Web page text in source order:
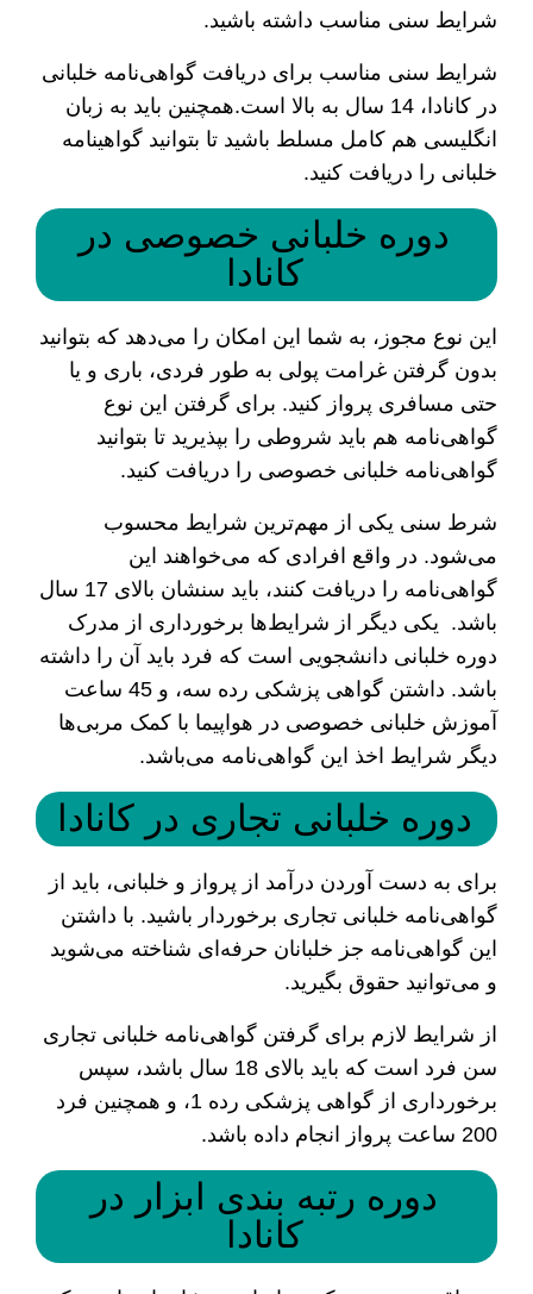
شرایط سنی مناسب داشته باشید.
شرایط سنی مناسب برای دریافت گواهی‌نامه خلبانی
در کانادا، 14 سال به بالا است.همچنین باید به زبان
انگلیسی هم کامل مسلط باشید تا بتوانید گواهینامه
خلبانی را دریافت کنید.
دوره خلبانی خصوصی در
کانادا
این نوع مجوز، به شما این امکان را می‌دهد که بتوانید
بدون گرفتن غرامت پولی به طور فردی، باری و یا
حتی مسافری پرواز کنید. برای گرفتن این نوع
گواهی‌نامه هم باید شروطی را بپذیرید تا بتوانید
گواهی‌نامه خلبانی خصوصی را دریافت کنید.
شرط سنی یکی از مهم‌ترین شرایط‌‌ محسوب
می‌شود. در واقع افرادی که می‌خواهند این
گواهی‌نامه را دریافت کنند، باید سنشان بالای 17 سال
باشد. یکی دیگر از شرایط‌ها برخورداری از مدرک
دوره خلبانی دانشجویی است که فرد باید آن را داشته
باشد. داشتن گواهی پزشکی رده سه، و 45 ساعت
آموزش خلبانی خصوصی در هواپیما با کمک مربی‌ها
دیگر شرایط اخذ این گواهی‌نامه می‌باشد.
دوره خلبانی تجاری در کانادا
برای به دست آوردن درآمد از پرواز و خلبانی، باید از
گواهی‌نامه خلبانی تجاری برخوردار باشید. با داشتن
این گواهی‌نامه جز خلبانان حرفه‌ای شناخته می‌شوید
و می‌توانید حقوق بگیرید.
از شرایط‌ لازم برای گرفتن گواهی‌نامه خلبانی تجاری
سن فرد است که باید بالای 18 سال باشد، سپس
برخورداری از گواهی پزشکی رده 1، و همچنین فرد
200 ساعت پرواز انجام داده باشد.
دوره رتبه بندی ابزار در
کانادا